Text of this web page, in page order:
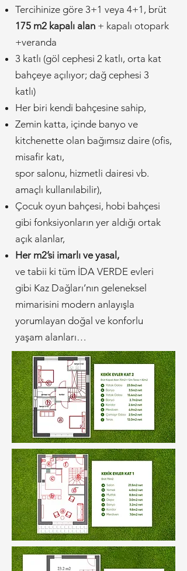
Tercihinize göre 3+1 veya 4+1, brüt
175 m2 kapalı alan + kapalı otopark
+veranda
3 katlı (göl cephesi 2 katlı, orta kat
bahçeye açılıyor; dağ cephesi 3
katlı)
Her biri kendi bahçesine sahip,
Zemin katta, içinde banyo ve
kitchenette olan bağımsız daire (ofis,
misafir katı,
spor salonu, hizmetli dairesi vb.
amaçlı kullanılabilir),
Çocuk oyun bahçesi, hobi bahçesi
gibi fonksiyonların yer aldığı ortak
açık alanlar,
Her m2’si imarlı ve yasal,
ve tabii ki tüm İDA VERDE evleri
gibi Kaz Dağları’nın geleneksel
mimarisini modern anlayışla
yorumlayan doğal ve konforlu
yaşam alanları…